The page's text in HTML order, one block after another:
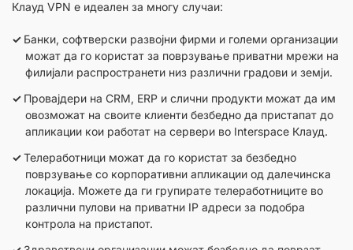
Клауд VPN е идеален за многу случаи:
Банки, софтверски развојни фирми и големи организации
можат да го користат за поврзување приватни мрежи на
филијали распространети низ различни градови и земји.
Провајдери на CRM, ERP и слични продукти можат да им
овозможат на своите клиенти безбедно да пристапат до
апликации кои работат на сервери во Interspace Клауд.
Телеработници можат да го користат за безбедно
поврзување со корпоративни апликации од далечинска
локација. Можете да ги групирате телеработниците во
различни пулови на приватни IP адреси за подобра
контрола на пристапот.